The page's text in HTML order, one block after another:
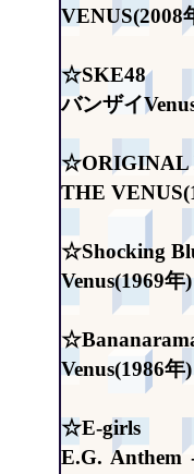
VENUS(2008
☆SKE48
バンザイ
☆ORIGINAL
THE
☆Shocking
Venus(1969年)
Venus(1986年)
☆E-girls
E.G. Anthem